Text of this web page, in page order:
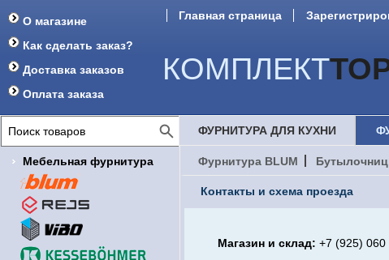
О магазине
Как сделать заказ?
Доставка заказов
Оплата заказа
Главная страница
КОМПЛЕКТ
Мебельная фурнитура
ФУРНИТУРА ДЛЯ КУХНИ
Фурнитура BLUM
Контакты и схема проезда
Магазин и склад: +7 (925)